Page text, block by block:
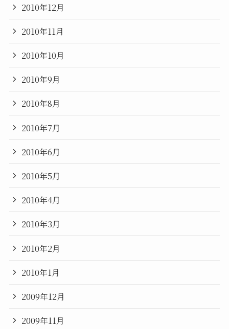
2010年12月
2010年11月
2010年10月
2010年9月
2010年8月
2010年7月
2010年6月
2010年5月
2010年4月
2010年3月
2010年2月
2010年1月
2009年12月
2009年11月